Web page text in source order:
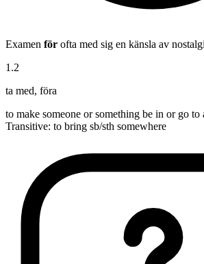
Examen för ofta med sig en känsla av
1 .2
ta med, föra
to make someone or something be in or go to
Transitive: to bring sb/sth somewhere